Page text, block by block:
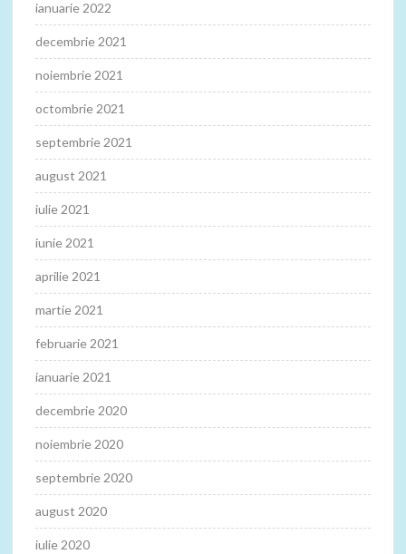
ianuarie 2022
decembrie 2021
noiembrie 2021
octombrie 2021
septembrie 2021
august 2021
iulie 2021
iunie 2021
aprilie 2021
martie 2021
februarie 2021
ianuarie 2021
decembrie 2020
noiembrie 2020
septembrie 2020
august 2020
iulie 2020